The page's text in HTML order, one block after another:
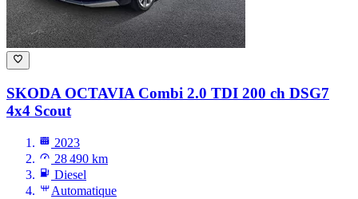
SKODA OCTAVIA Combi 2.0 TDI 200 ch DSG7
4x4 Scout
2023
28 490 km
Diesel
Automatique